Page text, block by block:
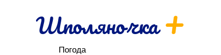
Шполяночка+
Погода